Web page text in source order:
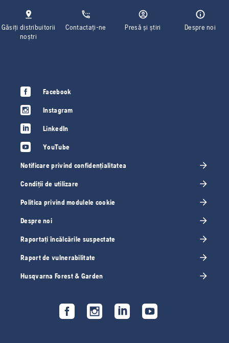
Găsiți distribuitorii
noștri
Contactați-ne Presă și știri Despre noi
Facebook
Instagram
LinkedIn
YouTube
Notificare privind confidențialitatea
Condiții de utilizare
Politica privind modulele cookie
Despre noi
Raportați încălcările suspectate
Raport de vulnerabilitate
Husqvarna Forest & Garden